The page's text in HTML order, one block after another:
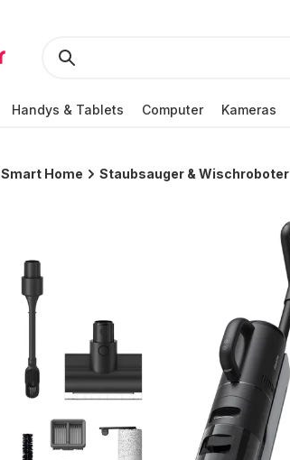
Handys & Tablets Computer Kameras
Smart Home Staubsauger & Wischroboter